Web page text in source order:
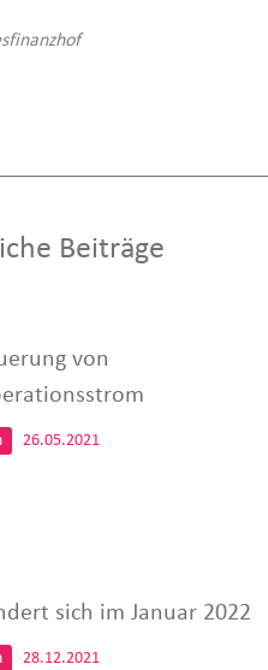
Beiträge
von
26.05.2021
sich im Januar 2022
28.12.2021